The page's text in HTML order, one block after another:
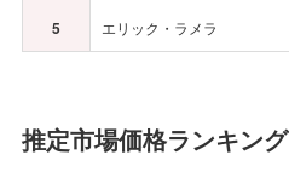
5 エリック・ラメラ
推定市場価格ランキング